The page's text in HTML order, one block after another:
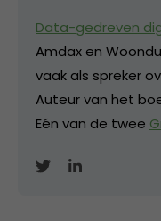
Data-gedreven
Amdax en
vaak als spreker
Auteur van het
Eén van de twee